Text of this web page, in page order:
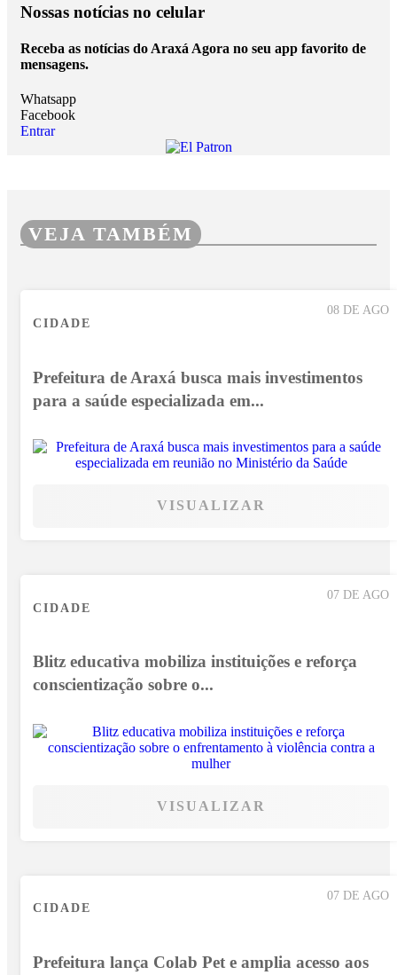
Nossas notícias no celular
Receba as notícias do Araxá Agora no seu app favorito de
mensagens.
Whatsapp
Facebook
Entrar
VEJA TAMBÉM
08 DE AGO
CIDADE
Prefeitura de Araxá busca mais investimentos
para a saúde especializada em...
VISUALIZAR
07 DE AGO
CIDADE
Blitz educativa mobiliza instituições e reforça
conscientização sobre o...
VISUALIZAR
07 DE AGO
CIDADE
Prefeitura lança Colab Pet e amplia acesso aos